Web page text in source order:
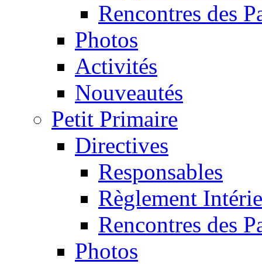
Rencontres des
Photos
Activités
Nouveautés
Petit Primaire
Directives
Responsables
Règlement
Rencontres des
Photos